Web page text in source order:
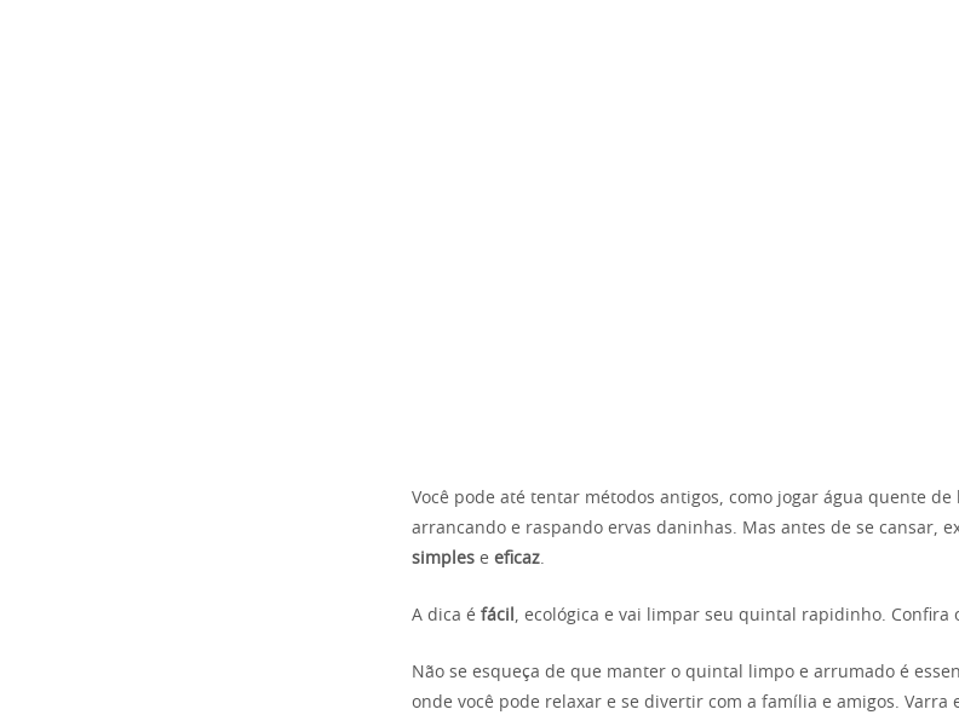
Você pode até tentar métodos antigos, como jogar água quente de
arrancando e raspando ervas daninhas. Mas antes de se cansar,
simples e eficaz
A dica é fácil , ecológica e vai limpar seu quintal rapidinho. Confira
Não se esqueça de que manter o quintal limpo e arrumado é
onde você pode relaxar e se divertir com a família e amigos. Varra